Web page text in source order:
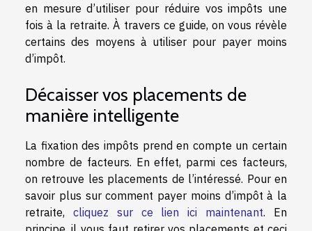
en mesure d’utiliser pour réduire vos impôts une
fois à la retraite. À travers ce guide, on vous révèle
certains des moyens à utiliser pour payer moins
d’impôt.
Décaisser vos placements de
manière intelligente
La fixation des impôts prend en compte un certain
nombre de facteurs. En effet, parmi ces facteurs,
on retrouve les placements de l’intéressé. Pour en
savoir plus sur comment payer moins d’impôt à la
retraite, cliquez sur ce lien ici maintenant. En